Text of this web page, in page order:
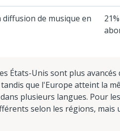
de musique en
États-Unis sont plus
que l'Europe atteint la
plusieurs langues. Pour
selon les régions,